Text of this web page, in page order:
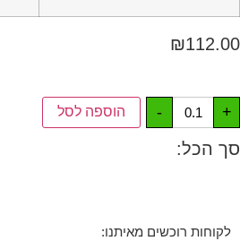
₪112.00
- + הוספה לסל
סך הכל:
לקוחות רוכשים מאיתנו: